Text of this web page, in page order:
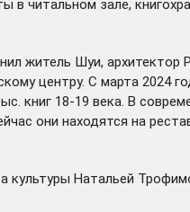
в читальном зале,
житель Шуи, архитектор
центру. С марта 2024
книг 18-19 века. В
они находятся на
культуры Натальей